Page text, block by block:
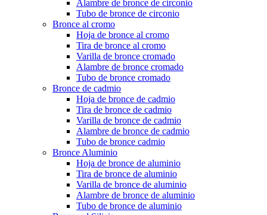
Alambre de bronce de circonio
Tubo de bronce de circonio
Bronce al cromo
Hoja de bronce al cromo
Tira de bronce al cromo
Varilla de bronce cromado
Alambre de bronce cromado
Tubo de bronce cromado
Bronce de cadmio
Hoja de bronce de cadmio
Tira de bronce de cadmio
Varilla de bronce de cadmio
Alambre de bronce de cadmio
Tubo de bronce cadmio
Bronce Aluminio
Hoja de bronce de aluminio
Tira de bronce de aluminio
Varilla de bronce de aluminio
Alambre de bronce de aluminio
Tubo de bronce de aluminio